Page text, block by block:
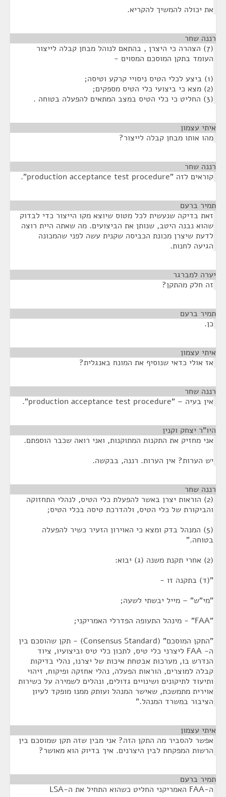
את יכולה להמשיך להקריא.
רננה שחר
(7) הצהרה כי היצרן , בהתאם לנוהל מבחן קבלה לייצור
העומד בתקן המוסכם המסוים -
(1) ביצע לכלי הטיס ניסויי קרקע וטיסה;
(2) מצא כי ביצועי כלי הטיס מספקים;
(3) החליט כי כלי הטיס במצב המתאים להפעלה בטוחה .
איתי עצמון
מהו אותו מבחן קבלה לייצור?
רננה שחר
קוראים לזה "production acceptance test procedure".
תמיר ברעם
זאת בדיקה שנעשית לכל מטוס שיוצא מקו הייצור כדי לבדוק
שהוא נבנה היטב, שנותן את הביצועים. מה שאתה היית רוצה
לדעת שיצרן מכונת הכביסה שקנית עשה לפני שהמכונה
הגיעה לחנות.
יערה למברגר
זה חלק מהתקן?
תמיר ברעם
כן.
איתי עצמון
אז אולי כדאי שנוסיף את המונח באנגלית?
רננה שחר
אין בעיה – "production acceptance test procedure".
היו"ר יצחק וקנין
אני מחזיק את התקנות המתוקנות, ואני רואה שכבר הוספתם.
יש הערות? אין הערות. רננה, בבקשה.
רננה שחר
(2) הוראות יצרן באשר להפעלת כלי הטיס, לנהלי התחזוקה
והביקורת של כלי הטיס, ולהדרכת טיסה בכלי הטיס;
(5) המנהל בדק ומצא כי האוירון הזעיר כשיר להפעלה
בטוחה."
(2) אחרי תקנת משנה (ג) יבוא:
"(ד) בתקנה זו -
"מי"ש" – מייל יבשתי לשעה;
"FAA" - מינהל התעופה הפדרלי האמריקני;
"התקן המוסכם" (Consensus Standard) - תקן שהוסכם בין
ה- FAA ליצרני כלי טיס, לתכון כלי טיס וביצועיו, ציוד
הנדרש בו, מערכות אבטחת איכות של יצרנו, נהלי בדיקות
קבלה למוצרים, הוראות הפעלה, נהלי אחזקה ופיקוח, זיהוי
ותיעוד לתיקונים ושינויים גדולים, ונהלים לשמירה על כשירות
אוירית מתמשכת, שאישר המנהל ועותק ממנו מופקד לעיון
הציבור במשרד המנהל."
איתי עצמון
אפשר להסביר מה התקן הזה? אני מבין שזה תקן שמוסכם בין
הרשות המפקחת לבין היצרנים. איך בדיוק הוא מאושר?
תמיר ברעם
ה-FAA האמריקני החליט כשהוא התחיל את ה-LSA